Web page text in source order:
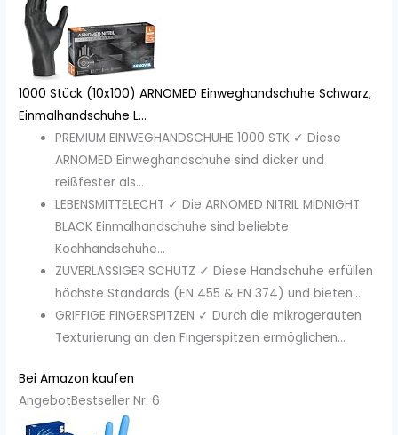
1000 Stück (10x100) ARNOMED Einweghandschuhe Schwarz,
Einmalhandschuhe L...
PREMIUM EINWEGHANDSCHUHE 1000 STK ✓ Diese
ARNOMED Einweghandschuhe sind dicker und
reißfester als...
LEBENSMITTELECHT ✓ Die ARNOMED NITRIL MIDNIGHT
BLACK Einmalhandschuhe sind beliebte
Kochhandschuhe...
ZUVERLÄSSIGER SCHUTZ ✓ Diese Handschuhe erfüllen
höchste Standards (EN 455 & EN 374) und bieten...
GRIFFIGE FINGERSPITZEN ✓ Durch die mikrogerauten
Texturierung an den Fingerspitzen ermöglichen...
Bei Amazon kaufen
AngebotBestseller Nr. 6